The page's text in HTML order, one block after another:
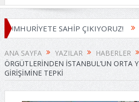
SAHİP ÇIKIYORUZ!
ANA SAYFA YAZILAR HABERLER
ÖRGÜTLERINDEN İSTANBUL’UN ORTA
GIRIŞIMINE TEPKI